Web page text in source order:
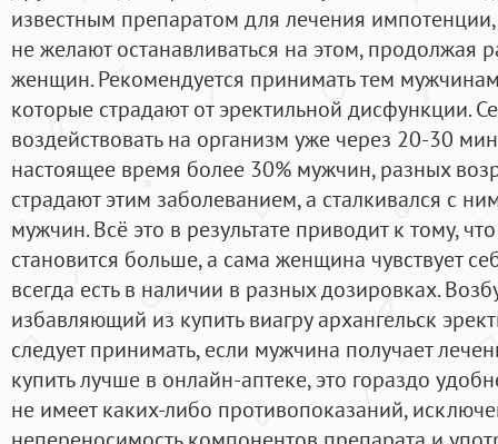
известным препаратом для лечения
не желают останавливаться на этом, продолжая
женщин. Рекомендуется принимать тем
которые страдают от эректильной дисфункции.
воздействовать на организм уже через 20-30
настоящее время более 30% мужчин, разных
страдают этим заболеванием, а сталкивался с
мужчин. Всё это в результате приводит к тому,
становится больше, а сама женщина чувствует
всегда есть в наличии в разных дозировках.
избавляющий из купить виагру архангельск
следует принимать, если мужчина получает
купить лучше в онлайн-аптеке, это гораздо
не имеет каких-либо противопоказаний,